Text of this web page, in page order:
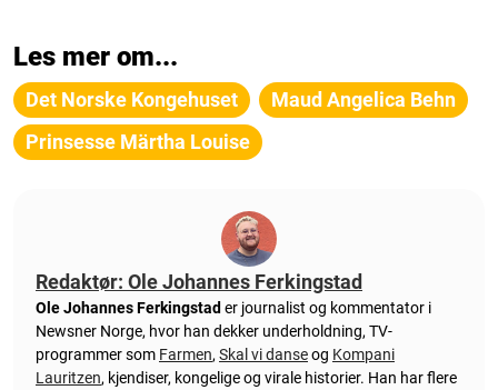
Les mer om...
Det Norske Kongehuset
Maud Angelica Behn
Prinsesse Märtha Louise
Redaktør: Ole Johannes Ferkingstad
Ole Johannes Ferkingstad er journalist og kommentator i
Newsner Norge, hvor han dekker underholdning, TV-
programmer som Farmen,Skal vi danseog Kompani
Lauritzen, kjendiser, kongelige og virale historier. Han har flere